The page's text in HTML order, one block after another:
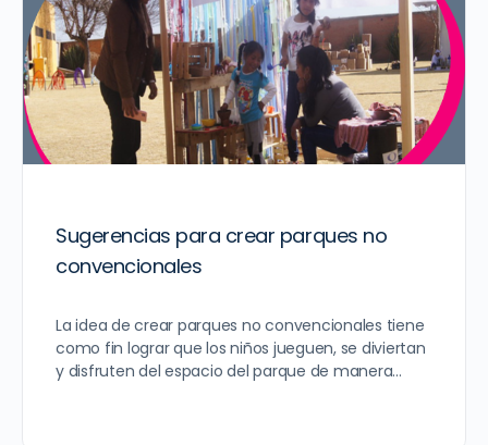
Sugerencias para crear parques no
convencionales
La idea de crear parques no convencionales tiene
como fin lograr que los niños jueguen, se diviertan
y disfruten del espacio del parque de manera…